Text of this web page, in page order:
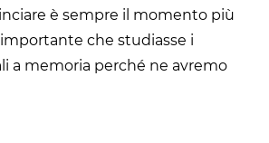
è sempre il momento più
che studiasse i
a memoria perché ne avremo